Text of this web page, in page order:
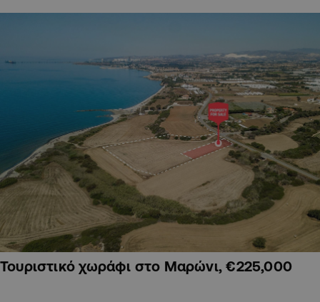
Τουριστικό χωράφι στο Μαρώνι, €225,000